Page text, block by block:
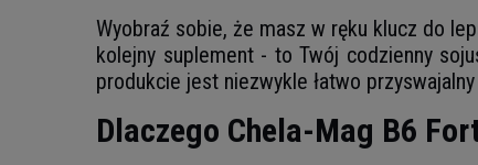
Wyobraź sobie, że masz w ręku klucz do
kolejny suplement - to Twój codzienny
produkcie jest niezwykle łatwo
Dlaczego Chela-Mag B6